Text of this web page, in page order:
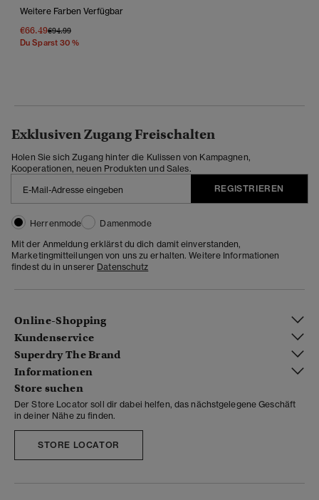
Weitere Farben Verfügbar
€66.49Preis Wurde Reduziert Von
€94.99Bis
Du Sparst 30 %
Exklusiven Zugang Freischalten
Holen Sie sich Zugang hinter die Kulissen von Kampagnen,
Kooperationen, neuen Produkten und Sales.
REGISTRIEREN
Herrenmode
Damenmode
Mit der Anmeldung erklärst du dich damit einverstanden,
Marketingmitteilungen von uns zu erhalten. Weitere Informationen
findest du in unserer Datenschutz
Online-Shopping
Kundenservice
Superdry The Brand
Informationen
Store suchen
Der Store Locator soll dir dabei helfen, das nächstgelegene Geschäft
in deiner Nähe zu finden.
STORE LOCATOR